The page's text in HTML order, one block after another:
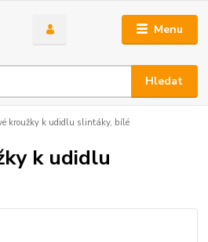
Menu
Hledat
kroužky k udidlu slintáky, bílé
k udidlu